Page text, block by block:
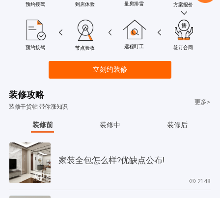
预约接驾 到店体验 量房排雷 方案报价
预约接驾 节点验收 远程盯工 签订合同
立刻约装修
装修攻略
装修干货帖 带你涨知识
更多>
装修前 装修中 装修后
家装全包怎么样?优缺点公布!
2148